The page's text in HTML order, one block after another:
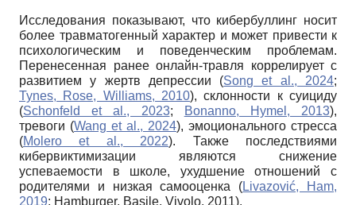
Исследования показывают, что кибербуллинг носит
более травматогенный характер и может привести к
психологическим и поведенческим проблемам.
Перенесенная ранее онлайн-травля коррелирует с
развитием у жертв депрессии (Song et al., 2024;
Tynes, Rose, Williams, 2010), склонности к суициду
(Schonfeld et al., 2023; Bonanno, Hymel, 2013),
тревоги (Wang et al., 2024), эмоционального стресса
(Molero et al., 2022). Также последствиями
кибервиктимизации являются снижение
успеваемости в школе, ухудшение отношений с
родителями и низкая самооценка (Livazović, Ham,
2019; Hamburger, Basile, Vivolo, 2011).